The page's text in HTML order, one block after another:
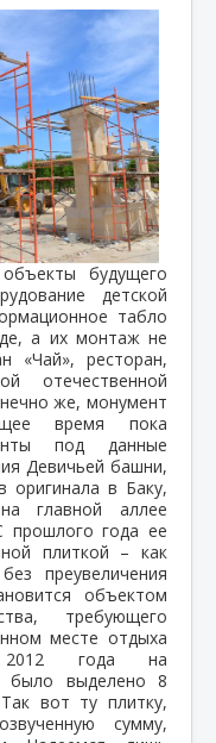
будущего
детской
табло
а их монтаж не
«Чай», ресторан,
отечественной
же, монумент
время пока
под данные
Девичьей башни,
оригинала в Баку,
главной аллее
прошлого года ее
плиткой – как
преувеличения
объектом
требующего
месте отдыха
2012 года на
было выделено 8
вот ту плитку,
сумму,